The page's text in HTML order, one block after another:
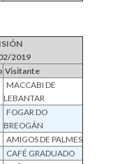
2019
Visitante
MACCABI DE
LEBANTAR
FOGAR DO
BREOGÁN
AMIGOS DE PALMES
CAFÉ GRADUADO